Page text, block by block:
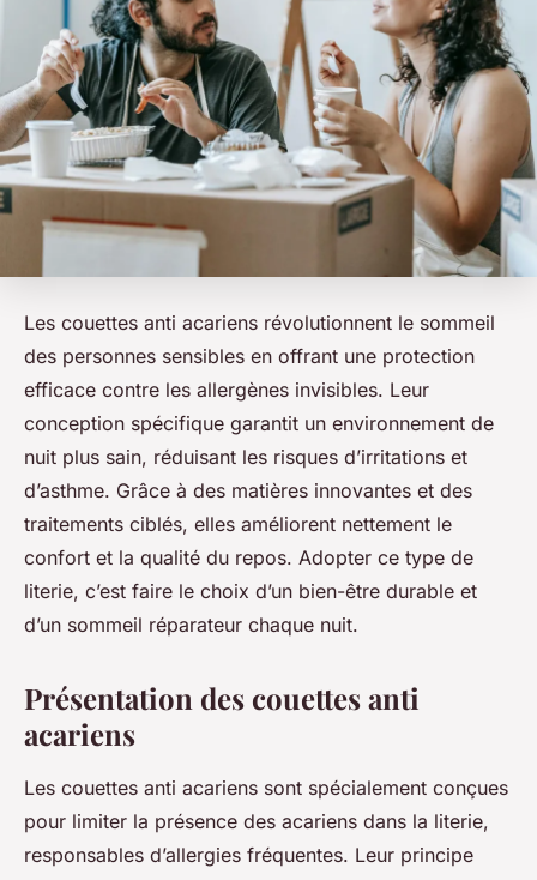
Les couettes anti acariens révolutionnent le sommeil
des personnes sensibles en offrant une protection
efficace contre les allergènes invisibles. Leur
conception spécifique garantit un environnement de
nuit plus sain, réduisant les risques d’irritations et
d’asthme. Grâce à des matières innovantes et des
traitements ciblés, elles améliorent nettement le
confort et la qualité du repos. Adopter ce type de
literie, c’est faire le choix d’un bien-être durable et
d’un sommeil réparateur chaque nuit.
Présentation des couettes anti
acariens
Les couettes anti acariens sont spécialement conçues
pour limiter la présence des acariens dans la literie,
responsables d’allergies fréquentes. Leur principe